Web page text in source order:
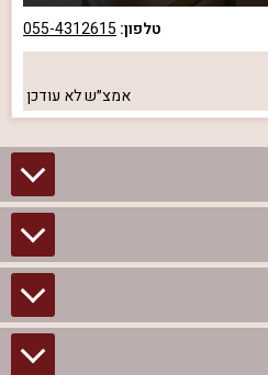
טלפון: 055-4312615
אמצ״שלא עודכן